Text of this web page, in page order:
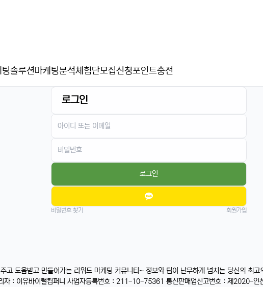
팅솔루션마케팅분석체험단모집신청포인트충전
로그인
로그인
비밀번호 찾기 회원가입
고 도움받고 만들어가는 리워드 마케팅 커뮤니티~ 정보와 팁이 난무하게 넘치는 당신의 최
자 : 이유바이럴컴퍼니 사업자등록번호 : 211-10-75361 통신판매업신고번호 : 제2020-